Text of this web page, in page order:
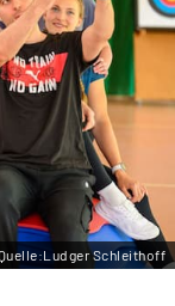
Schleithoff